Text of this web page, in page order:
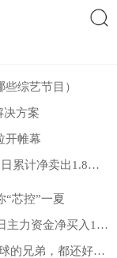
综艺节目）
决方案
开帷幕
计净卖出1.8万股
“芯控”一夏
金净买入19.27万元
兄弟，都还好吗？